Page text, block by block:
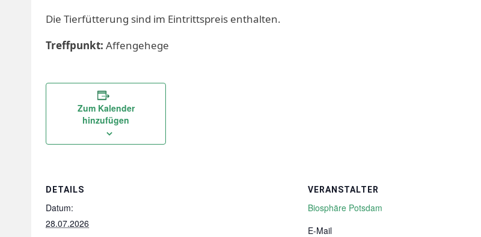
Die Tierfütterung sind im Eintrittspreis enthalten.
Treffpunkt: Affengehege
Zum Kalender
hinzufügen
DETAILS
Datum:
28.07.2026
VERANSTALTER
Biosphäre Potsdam
E-Mail